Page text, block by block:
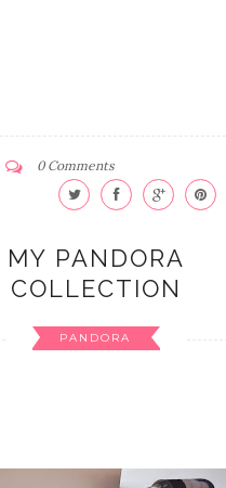
0 Comments
MY PANDORA
COLLECTION
PANDORA